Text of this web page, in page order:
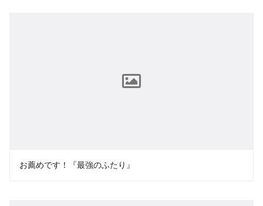
お薦めです！『最強のふたり』